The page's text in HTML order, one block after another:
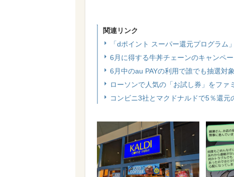
関連リンク
「dポイント スーパー還元プログラ
6月に得する牛丼チェーンのキャンペ
6月中のau PAYの利用で誰でも抽選対
ローソンで人気の「お試し券」をフ
コンビニ3社とマクドナルドで5％還